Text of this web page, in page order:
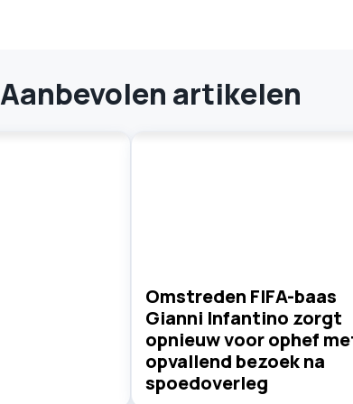
Aanbevolen artikelen
Omstreden FIFA-baas
Gianni Infantino zorgt
opnieuw voor ophef
opvallend bezoek na
spoedoverleg